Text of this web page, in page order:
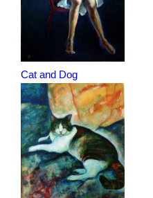
Cat and Dog